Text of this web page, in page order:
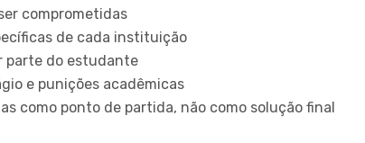
comprometidas
de cada instituição
parte do estudante
e punições acadêmicas
como ponto de partida, não como solução final